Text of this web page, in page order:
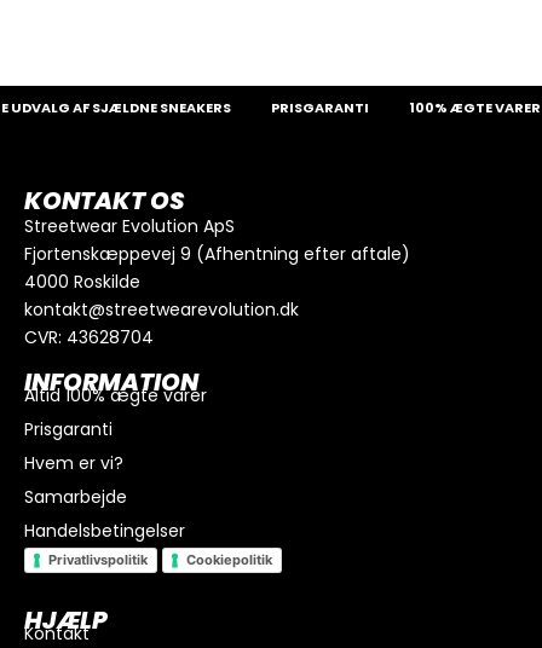
AF SJÆLDNE SNEAKERS PRISGARANTI 100% ÆGTE VARER
KONTAKT OS
Streetwear Evolution ApS
Fjortenskæppevej 9 (Afhentning efter aftale)
4000 Roskilde
kontakt@streetwearevolution.dk
CVR: 43628704
INFORMATION
Altid 100% ægte varer
Prisgaranti
Hvem er vi?
Samarbejde
Handelsbetingelser
Privatlivspolitik Cookiepolitik
HJÆLP
Kontakt